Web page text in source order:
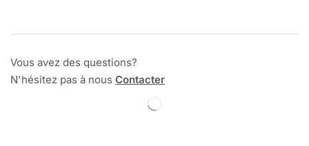
Vous avez des questions?
N'hésitez pas à nous Contacter